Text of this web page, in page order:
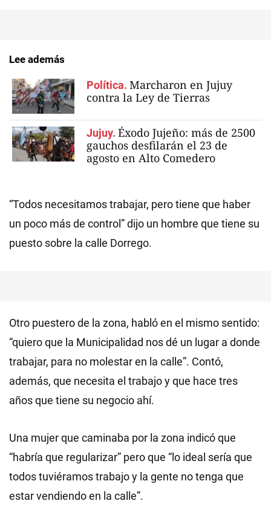
Lee además
Política. Marcharon en Jujuy
contra la Ley de Tierras
Jujuy. Éxodo Jujeño: más de 2500
gauchos desfilarán el 23 de
agosto en Alto Comedero
“Todos necesitamos trabajar, pero tiene que haber
un poco más de control” dijo un hombre que tiene su
puesto sobre la calle Dorrego.
Otro puestero de la zona, habló en el mismo sentido:
“quiero que la Municipalidad nos dé un lugar a donde
trabajar, para no molestar en la calle”. Contó,
además, que necesita el trabajo y que hace tres
años que tiene su negocio ahí.
Una mujer que caminaba por la zona indicó que
“habría que regularizar” pero que “lo ideal sería que
todos tuviéramos trabajo y la gente no tenga que
estar vendiendo en la calle”.